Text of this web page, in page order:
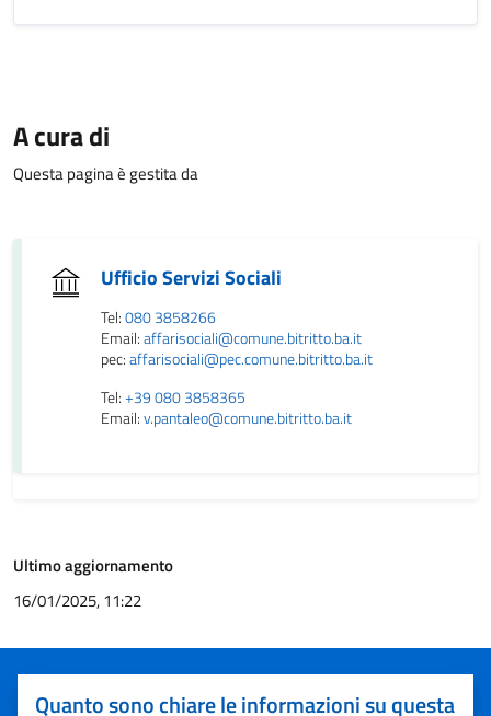
A cura di
Questa pagina è gestita da
Ufficio Servizi Sociali
Tel:080 3858266
Email:affarisociali@comune.bitritto.ba.it
pec:affarisociali@pec.comune.bitritto.ba.it
Tel:+39 080 3858365
Email:v.pantaleo@comune.bitritto.ba.it
Ultimo aggiornamento
16/01/2025, 11:22
Quanto sono chiare le informazioni su questa